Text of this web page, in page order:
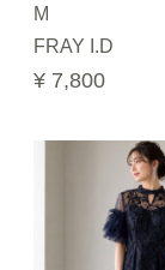
M
FRAY I.D
¥ 7,800